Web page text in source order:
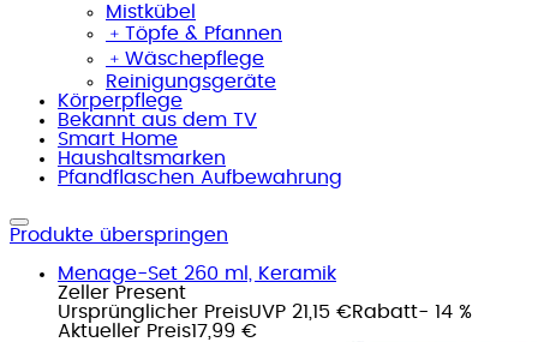
Mistkübel
﹢ Töpfe & Pfannen
﹢ Wäschepflege
Reinigungsgeräte
Körperpflege
Bekannt aus dem TV
Smart Home
Haushaltsmarken
Pfandflaschen Aufbewahrung
Produkte überspringen
Menage-Set 260 ml, Keramik
Zeller Present
Ursprünglicher PreisUVP 21,15 €Rabatt- 14 %
Aktueller Preis17,99 €